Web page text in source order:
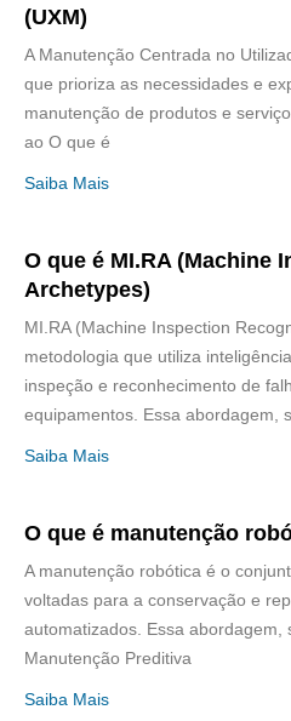
(UXM)
A Manutenção Centrada no
que prioriza as necessidades e
manutenção de produtos e
ao O que é
Saiba Mais
O que é MI.RA (Machine
Archetypes)
MI.RA (Machine Inspection
metodologia que utiliza
inspeção e reconhecimento de
equipamentos. Essa abordagem,
Saiba Mais
O que é manutenção
A manutenção robótica é o
voltadas para a conservação e
automatizados. Essa abordagem,
Manutenção Preditiva
Saiba Mais